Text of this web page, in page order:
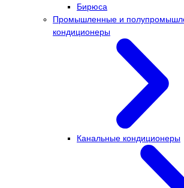
Бирюса
Промышленные и
кондиционеры
Канальные кондиционеры